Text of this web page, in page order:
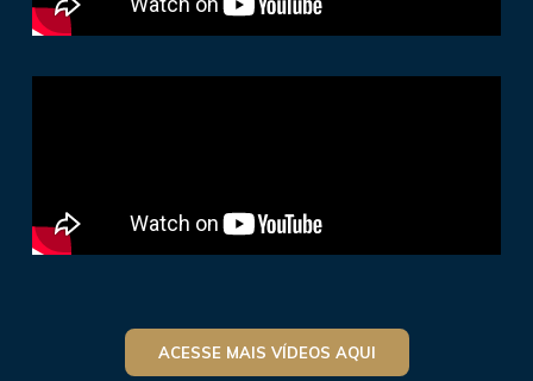
ACESSE MAIS VÍDEOS AQUI